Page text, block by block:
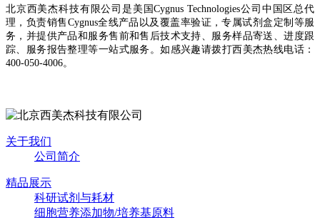
北京西美杰科技有限公司是美国Cygnus Technologies公司中国区总代
理，负责销售Cygnus全线产品以及覆盖率验证，专属试剂盒定制等服
务，并提供产品和服务售前和售后技术支持、服务样品寄送、进度跟
踪、服务报告整理等一站式服务。如感兴趣请拨打西美杰热线电话：
400-050-4006。
关于我们
公司简介
精品展示
科研试剂与耗材
细胞营养添加物/培养基原料